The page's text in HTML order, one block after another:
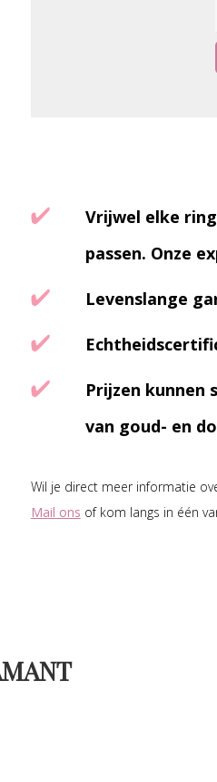
Vrijwel elke
passen. Onze
Levenslange
Prijzen kunnen
van goud- en
Wil je direct meer informatie
Mail ons of kom langs in één